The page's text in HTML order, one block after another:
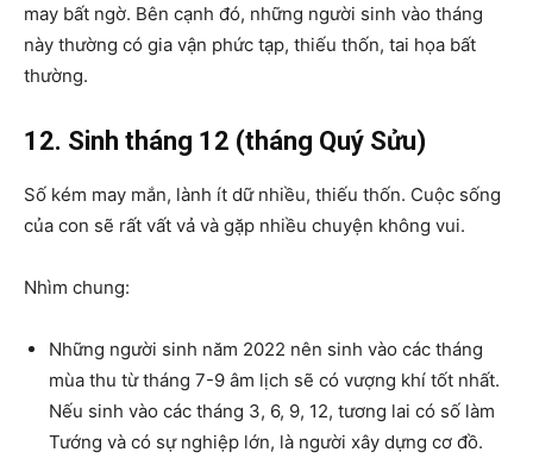
may bất ngờ. Bên cạnh đó, những người sinh vào tháng
này thường có gia vận phức tạp, thiếu thốn, tai họa bất
thường.
12. Sinh tháng 12 (tháng Quý Sửu)
Số kém may mắn, lành ít dữ nhiều, thiếu thốn. Cuộc sống
của con sẽ rất vất vả và gặp nhiều chuyện không vui.
Nhìm chung:
Những người sinh năm 2022 nên sinh vào các tháng
mùa thu từ tháng 7-9 âm lịch sẽ có vượng khí tốt nhất.
Nếu sinh vào các tháng 3, 6, 9, 12, tương lai có số làm
Tướng và có sự nghiệp lớn, là người xây dựng cơ đồ.